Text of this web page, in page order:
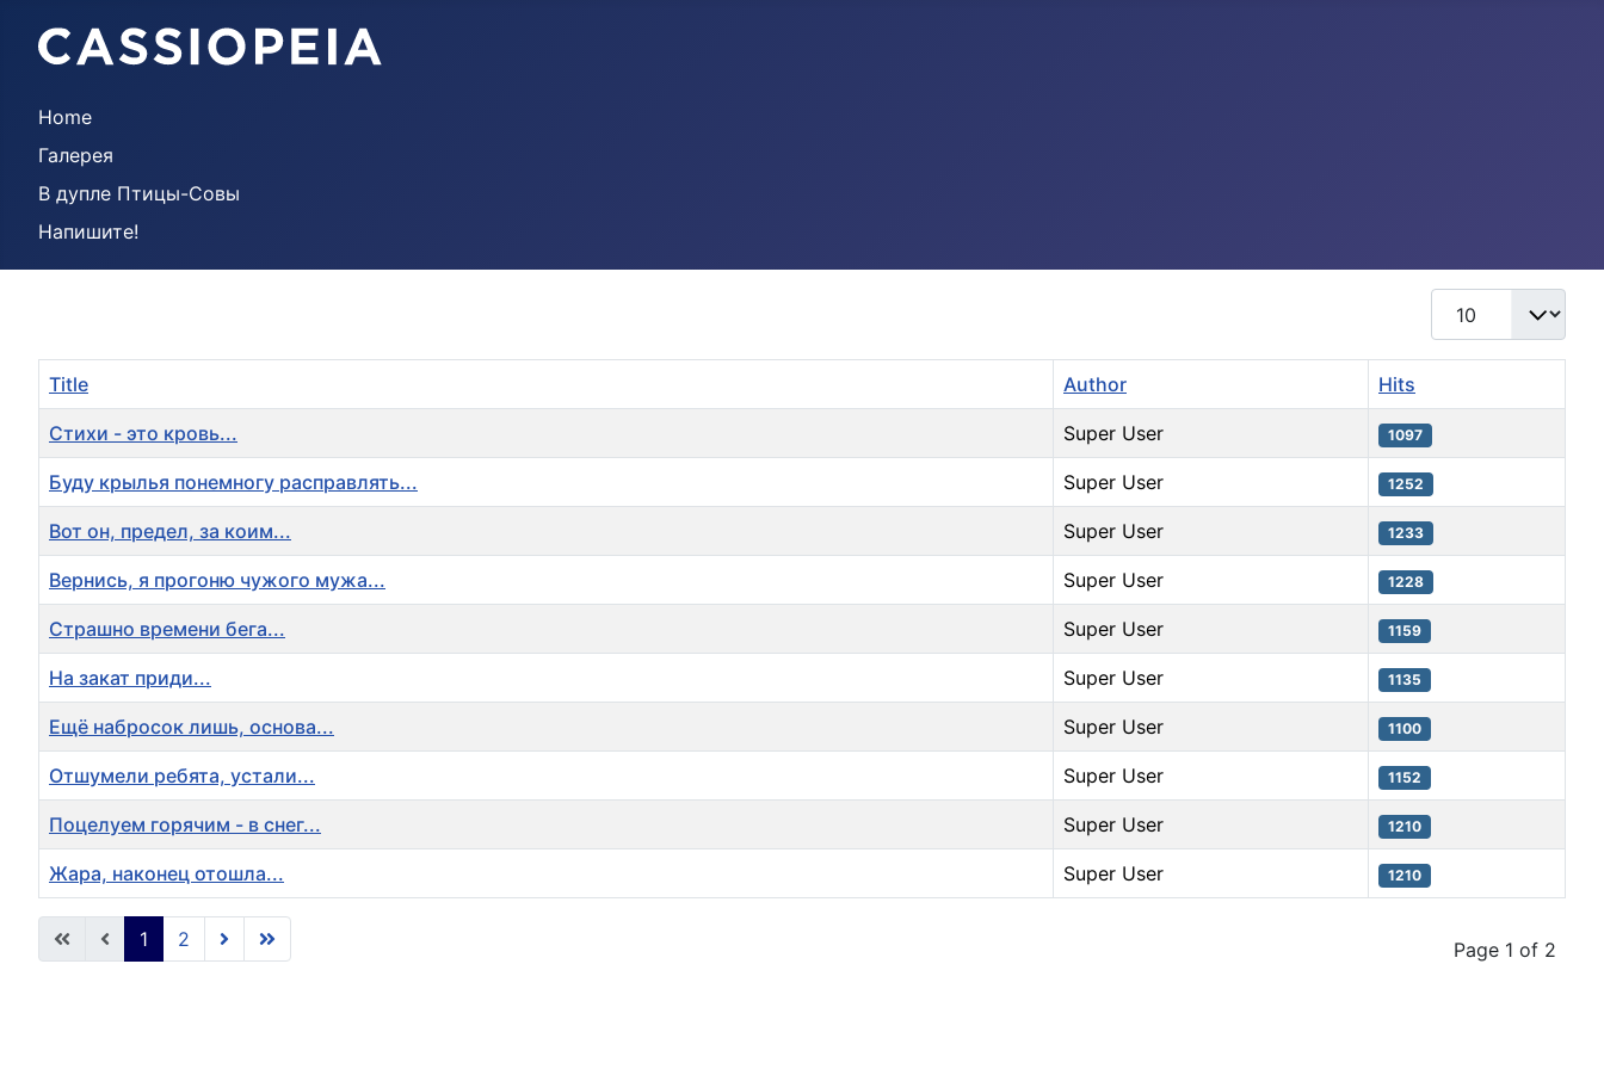
Home
Галерея
В дупле Птицы-Совы
Напишите!
Display #
Articles
Title Author Hits
Стихи - это кровь... Super User 1097
Буду крылья понемногу расправлять... Super User 1252
Вот он, предел, за коим... Super User 1233
Вернись, я прогоню чужого мужа... Super User 1228
Страшно времени бега... Super User 1159
На закат приди... Super User 1135
Ещё набросок лишь, основа... Super User 1100
Отшумели ребята, устали... Super User 1152
Поцелуем горячим - в снег... Super User 1210
Жара, наконец отошла... Super User 1210
Page 1 of 2
1 2